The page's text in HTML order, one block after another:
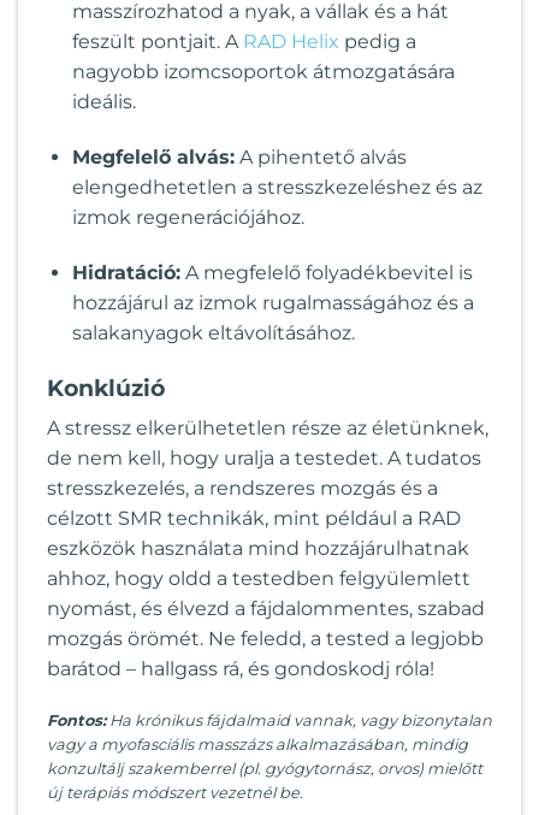
masszírozhatod a nyak, a vállak és a hát
feszült pontjait. A RAD Helix pedig a
nagyobb izomcsoportok átmozgatására
ideális.
Megfelelő alvás:A pihentető alvás
elengedhetetlen a stresszkezeléshez és az
izmok regenerációjához.
Hidratáció:A megfelelő folyadékbevitel is
hozzájárul az izmok rugalmasságához és a
salakanyagok eltávolításához.
Konklúzió
A stressz elkerülhetetlen része az életünknek,
de nem kell, hogy uralja a testedet. A tudatos
stresszkezelés, a rendszeres mozgás és a
célzott SMR technikák, mint például a RAD
eszközök használata mind hozzájárulhatnak
ahhoz, hogy oldd a testedben felgyülemlett
nyomást, és élvezd a fájdalommentes, szabad
mozgás örömét. Ne feledd, a tested a legjobb
barátod – hallgass rá, és gondoskodj róla!
Fontos:Ha krónikus fájdalmaid vannak, vagy bizonytalan
vagy a myofasciális masszázs alkalmazásában, mindig
konzultálj szakemberrel (pl. gyógytornász, orvos) mielőtt
új terápiás módszert vezetnél be.